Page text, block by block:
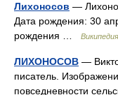
Лихоносов —
Дата рождения: 30
рождения …
Википедия
ЛИХОНОСОВ —
писатель.
повседневности